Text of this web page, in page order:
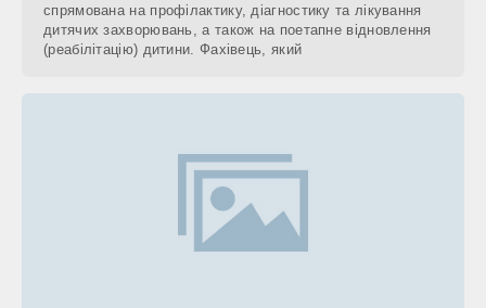
спрямована на профілактику, діагностику та лікування
дитячих захворювань, а також на поетапне відновлення
(реабілітацію) дитини. Фахівець, який